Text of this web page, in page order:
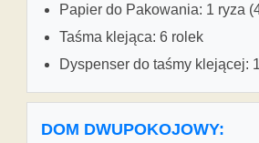
Papier do Pakowania: 1 ryza
Taśma klejąca: 6 rolek
Dyspenser do taśmy klejącej:
DOM DWUPOKOJOWY: